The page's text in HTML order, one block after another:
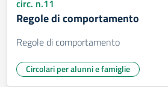
circ. n.11
Regole di comportamento
Regole di comportamento
Circolari per alunni e famiglie